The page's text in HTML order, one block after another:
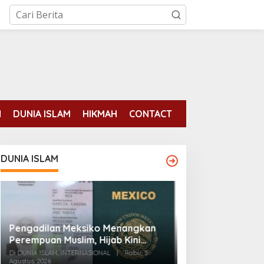
DUNIA ISLAM HIKMAH CONTACT
DUNIA ISLAM
Pengadilan Meksiko Menangkan
Perempuan Muslim, Hijab Kini
Diizinkan di Foto Paspor
Di DUNIA ISLAM, INTERNASIONAL |
Rabu, 5
Agustus, 2026